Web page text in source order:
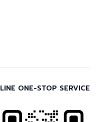
LINE ONE-STOP SERVICE